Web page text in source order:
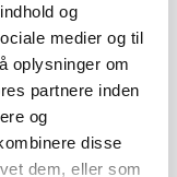
og
medier og til
oplysninger om
partnere inden
og
disse
dem, eller som
mål at
forskellige
vinterbadning
viljestyrke
er stor i